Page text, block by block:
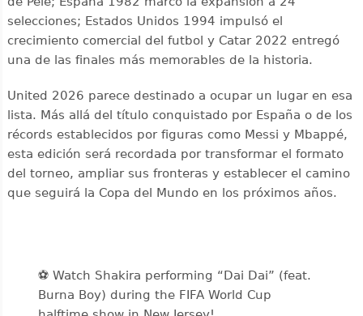
selecciones; Estados Unidos 1994 impulsó el
crecimiento comercial del futbol y Catar 2022 entregó
una de las finales más memorables de la historia.
United 2026 parece destinado a ocupar un lugar en esa
lista. Más allá del título conquistado por España o de los
récords establecidos por figuras como Messi y Mbappé,
esta edición será recordada por transformar el formato
del torneo, ampliar sus fronteras y establecer el camino
que seguirá la Copa del Mundo en los próximos años.
⚽️️ Watch Shakira performing “Dai Dai” (feat.
Burna Boy) during the FIFA World Cup